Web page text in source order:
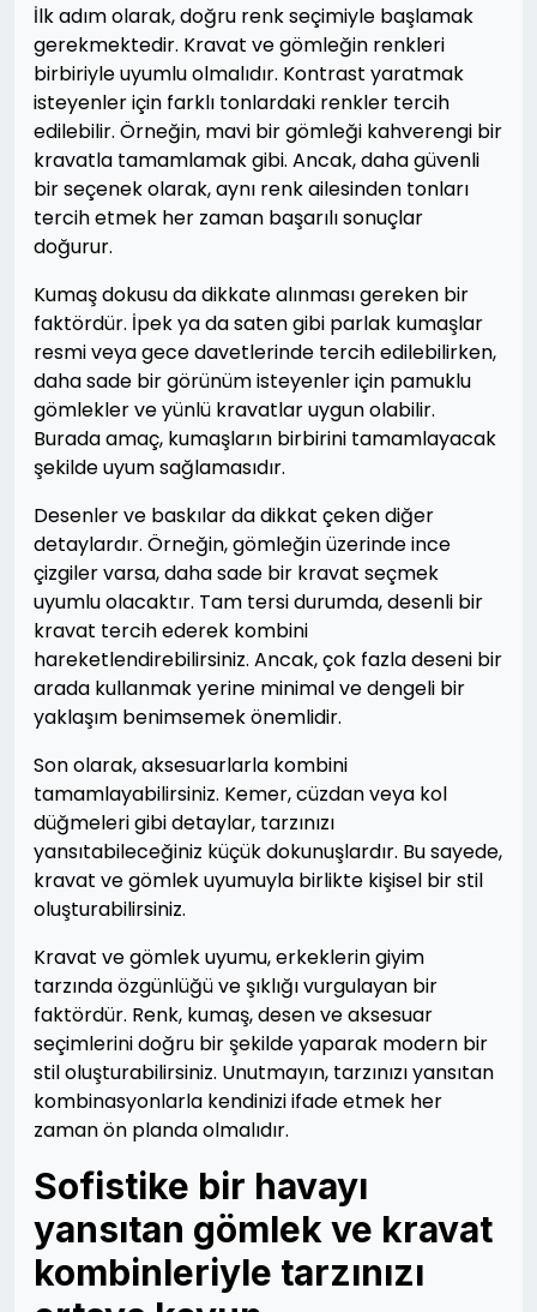
İlk adım olarak, doğru renk seçimiyle başlamak
gerekmektedir. Kravat ve gömleğin renkleri
birbiriyle uyumlu olmalıdır. Kontrast yaratmak
isteyenler için farklı tonlardaki renkler tercih
edilebilir. Örneğin, mavi bir gömleği kahverengi bir
kravatla tamamlamak gibi. Ancak, daha güvenli
bir seçenek olarak, aynı renk ailesinden tonları
tercih etmek her zaman başarılı sonuçlar
doğurur.
Kumaş dokusu da dikkate alınması gereken bir
faktördür. İpek ya da saten gibi parlak kumaşlar
resmi veya gece davetlerinde tercih edilebilirken,
daha sade bir görünüm isteyenler için pamuklu
gömlekler ve yünlü kravatlar uygun olabilir.
Burada amaç, kumaşların birbirini tamamlayacak
şekilde uyum sağlamasıdır.
Desenler ve baskılar da dikkat çeken diğer
detaylardır. Örneğin, gömleğin üzerinde ince
çizgiler varsa, daha sade bir kravat seçmek
uyumlu olacaktır. Tam tersi durumda, desenli bir
kravat tercih ederek kombini
hareketlendirebilirsiniz. Ancak, çok fazla deseni bir
arada kullanmak yerine minimal ve dengeli bir
yaklaşım benimsemek önemlidir.
Son olarak, aksesuarlarla kombini
tamamlayabilirsiniz. Kemer, cüzdan veya kol
düğmeleri gibi detaylar, tarzınızı
yansıtabileceğiniz küçük dokunuşlardır. Bu sayede,
kravat ve gömlek uyumuyla birlikte kişisel bir stil
oluşturabilirsiniz.
Kravat ve gömlek uyumu, erkeklerin giyim
tarzında özgünlüğü ve şıklığı vurgulayan bir
faktördür. Renk, kumaş, desen ve aksesuar
seçimlerini doğru bir şekilde yaparak modern bir
stil oluşturabilirsiniz. Unutmayın, tarzınızı yansıtan
kombinasyonlarla kendinizi ifade etmek her
zaman ön planda olmalıdır.
Sofistike bir havayı
yansıtan gömlek ve kravat
kombinleriyle tarzınızı